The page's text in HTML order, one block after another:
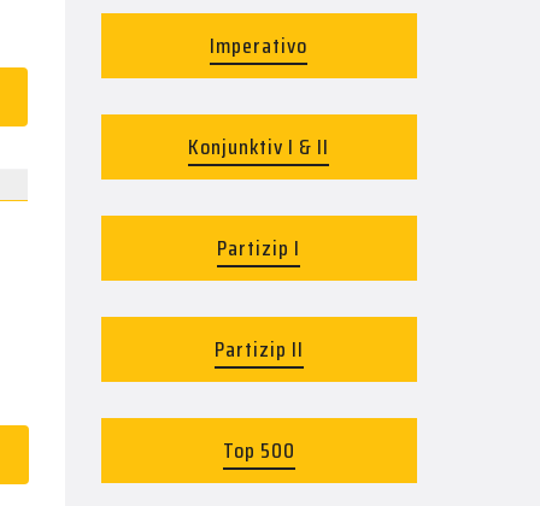
Imperativo
Konjunktiv I & II
Partizip I
Partizip II
Top 500